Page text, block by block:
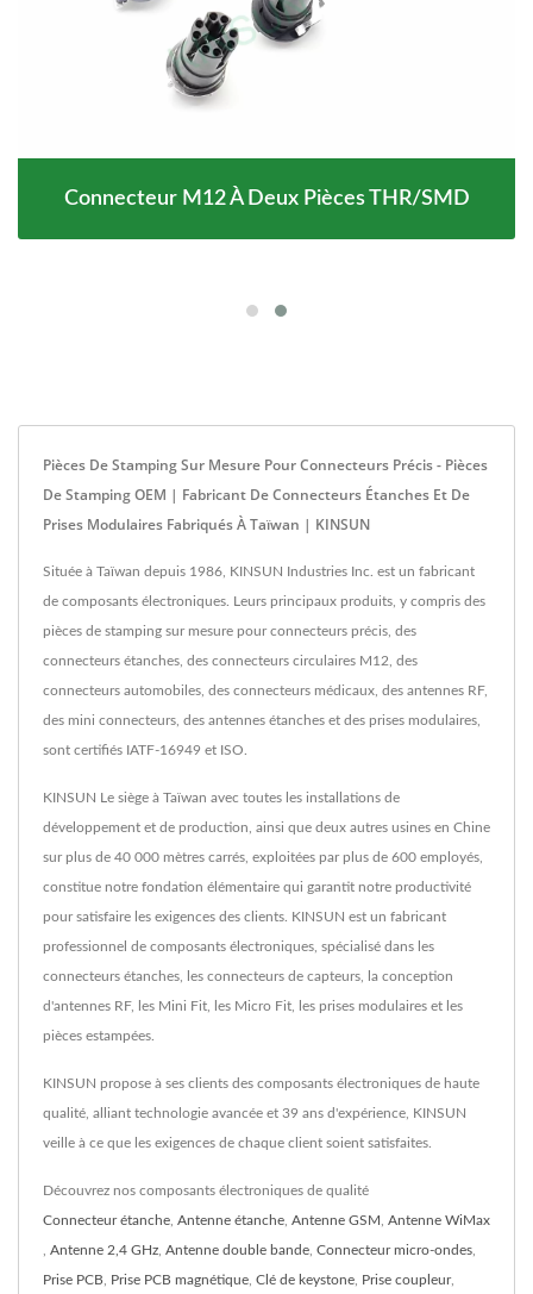
Connecteur M12 À Deux Pièces THR/SMD
Pièces De Stamping Sur Mesure Pour Connecteurs Précis - Pièces
De Stamping OEM | Fabricant De Connecteurs Étanches Et De
Prises Modulaires Fabriqués À Taïwan | KINSUN
Située à Taïwan depuis 1986, KINSUN Industries Inc. est un fabricant
de composants électroniques. Leurs principaux produits, y compris des
pièces de stamping sur mesure pour connecteurs précis, des
connecteurs étanches, des connecteurs circulaires M12, des
connecteurs automobiles, des connecteurs médicaux, des antennes RF,
des mini connecteurs, des antennes étanches et des prises modulaires,
sont certifiés IATF-16949 et ISO.
KINSUN Le siège à Taïwan avec toutes les installations de
développement et de production, ainsi que deux autres usines en Chine
sur plus de 40 000 mètres carrés, exploitées par plus de 600 employés,
constitue notre fondation élémentaire qui garantit notre productivité
pour satisfaire les exigences des clients. KINSUN est un fabricant
professionnel de composants électroniques, spécialisé dans les
connecteurs étanches, les connecteurs de capteurs, la conception
d'antennes RF, les Mini Fit, les Micro Fit, les prises modulaires et les
pièces estampées.
KINSUN propose à ses clients des composants électroniques de haute
qualité, alliant technologie avancée et 39 ans d'expérience, KINSUN
veille à ce que les exigences de chaque client soient satisfaites.
Découvrez nos composants électroniques de qualité
Connecteur étanche Antenne étanche Antenne GSM Antenne WiMax
Antenne 2,4 GHz Antenne double bande Connecteur micro-ondes
Prise PCB Prise PCB magnétique Clé de keystone Prise coupleur,